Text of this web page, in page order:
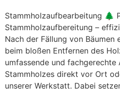
Stammholzaufbearbeitung 🌲
Stammholzaufbereitung –
Nach der Fällung von Bäumen
beim bloßen Entfernen des
umfassende und fachgerechte
Stammholzes direkt vor Ort
unserer Werkstatt. Dabei